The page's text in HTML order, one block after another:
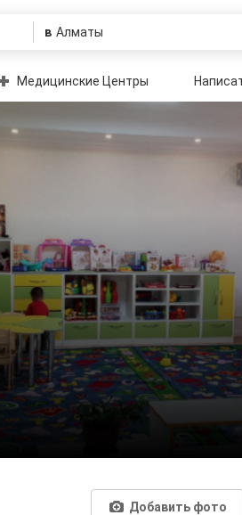
в
Медицинские Центры
Добавить фото